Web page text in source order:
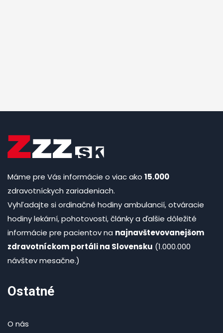
Máme pre Vás informácie o viac ako 15.000
zdravotníckych zariadeniach.
Vyhľadajte si ordinačné hodiny ambulancií, otváracie
hodiny lekární, pohotovosti, články a ďalšie dôležité
informácie pre pacientov na najnavštevovanejšom
zdravotníckom portáli na Slovensku (1.000.000
návštev mesačne.)
Ostatné
O nás